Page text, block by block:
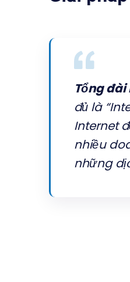
Tổng đài
đủ là
Internet
nhiều
những